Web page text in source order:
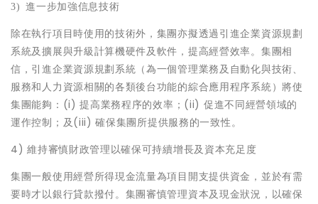
3)進一步加強信息技術
除在執行項目時使用的技術外，集團亦擬透過引進企業資源規劃
系統及擴展與升級計算機硬件及軟件，提高經營效率。集團相
信，引進企業資源規劃系統（為一個管理業務及自動化與技術、
服務和人力資源相關的各類後台功能的綜合應用程序系統）將使
集團能夠：(i) 提高業務程序的效率；(ii) 促進不同經營領域的
運作控制；及(iii) 確保集團所提供服務的一致性。
4) 維持審慎財政管理以確保可持續增長及資本充足度
集團一般使用經營所得現金流量為項目開支提供資金，並於有需
要時才以銀行貸款撥付。集團審慎管理資本及現金狀況，以確保